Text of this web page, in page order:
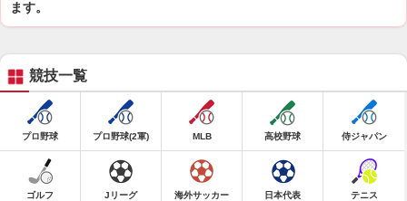
ます。
競技一覧
プロ野球 プロ野球(2軍) MLB 高校野球 侍ジャパン
ゴルフ Jリーグ 海外サッカー 日本代表 テニス